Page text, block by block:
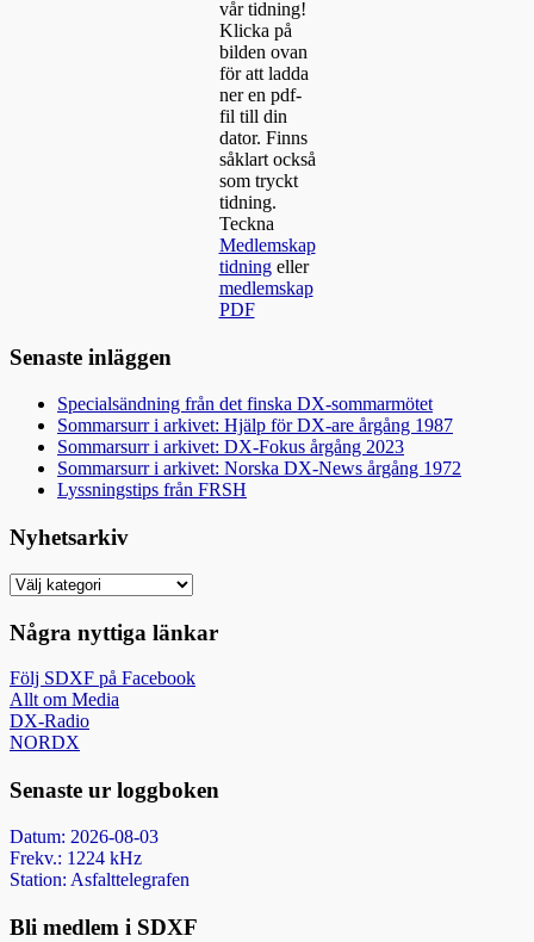
vår tidning!
Klicka på
bilden ovan
för att ladda
ner en pdf-
fil till din
dator. Finns
såklart också
som tryckt
tidning.
Teckna
Medlemskap
tidningeller
medlemskap
PDF
Senaste inläggen
Specialsändning från det finska DX-sommarmötet
Sommarsurr i arkivet: Hjälp för DX-are årgång 1987
Sommarsurr i arkivet: DX-Fokus årgång 2023
Sommarsurr i arkivet: Norska DX-News årgång 1972
Lyssningstips från FRSH
Nyhetsarkiv
Nyhetsarkiv
Några nyttiga länkar
Följ SDXF på Facebook
Allt om Media
DX-Radio
NORDX
Senaste ur loggboken
Datum: 2026-08-03
Frekv.: 1224 kHz
Station: Asfalttelegrafen
Bli medlem i SDXF